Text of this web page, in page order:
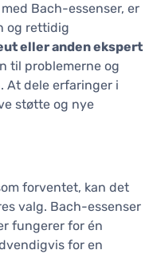
Bach-essenser, er
og rettidig
eller anden ekspert
til problemerne og
At dele erfaringer i
støtte og nye
forventet, kan det
valg. Bach-essenser
fungerer for én
for en